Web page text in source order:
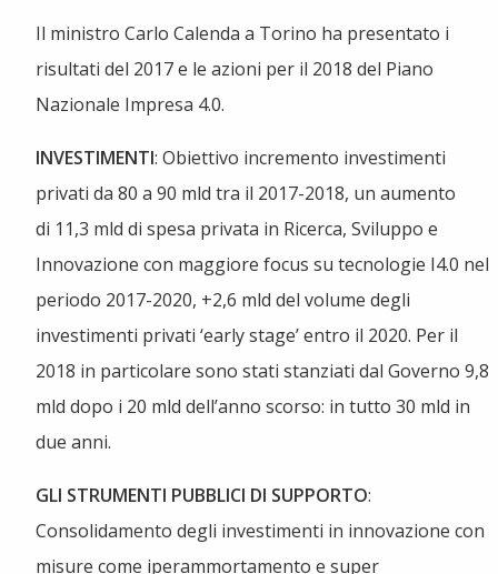
Il ministro Carlo Calenda a Torino ha presentato i
risultati del 2017 e le azioni per il 2018 del Piano
Nazionale Impresa 4.0.
INVESTIMENTI: Obiettivo incremento investimenti
privati da 80 a 90 mld tra il 2017-2018, un aumento
di 11,3 mld di spesa privata in Ricerca, Sviluppo e
Innovazione con maggiore focus su tecnologie I4.0 nel
periodo 2017-2020, +2,6 mld del volume degli
investimenti privati ‘early stage’ entro il 2020. Per il
2018 in particolare sono stati stanziati dal Governo 9,8
mld dopo i 20 mld dell’anno scorso: in tutto 30 mld in
due anni.
GLI STRUMENTI PUBBLICI DI SUPPORTO:
Consolidamento degli investimenti in innovazione con
misure come iperammortamento e super